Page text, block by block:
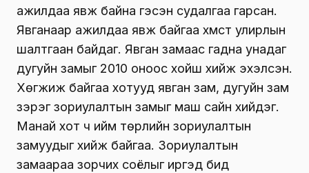
ажилдаа явж байна гэсэн судалгаа гарсан.
Явганаар ажилдаа явж байгаа хүмүүст улирлын
шалтгаан байдаг. Явган замаас гадна унадаг
дугуйн замыг 2010 оноос хойш хийж эхэлсэн.
Хөгжиж байгаа хотууд явган зам, дугуйн зам
зэрэг зориулалтын замыг маш сайн хийдэг.
Манай хот ч ийм төрлийн зориулалтын
замуудыг хийж байгаа. Зориулалтын
замаараа зорчих соёлыг иргэд бид